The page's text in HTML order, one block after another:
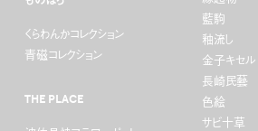
藍駒
釉流し
金子キセル
長崎民藝
色絵
サビ十草
くらわんかコレクション
青磁コレクション
THE PLACE